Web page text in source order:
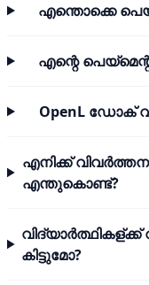
എന്തൊക്കെ
എന്റെ
OpenL ഡോക്
എനിക്ക്
എന്തുകൊണ്ട്?
കിട്ടുമോ?